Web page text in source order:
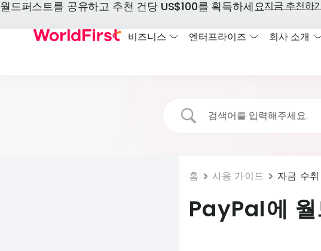
월드퍼스트를 공유하고 추천 건당 US$100를 획득하세요지금 추천하
비즈니스 엔터프라이즈 회사 소개
홈 사용 가이드 자금 수
PayPal에 월